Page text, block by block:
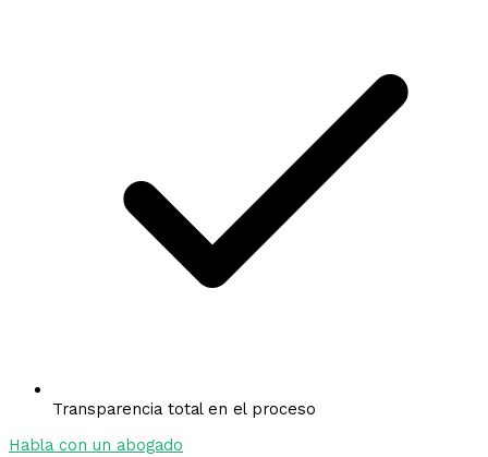
Transparencia total en el proceso
Habla con un abogado